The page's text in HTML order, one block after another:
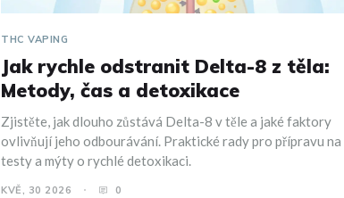
THC VAPING
Jak rychle odstranit Delta-8 z těla:
Metody, čas a detoxikace
Zjistěte, jak dlouho zůstává Delta-8 v těle a jaké faktory
ovlivňují jeho odbourávání. Praktické rady pro přípravu na
testy a mýty o rychlé detoxikaci.
KVĚ, 30 2026 0